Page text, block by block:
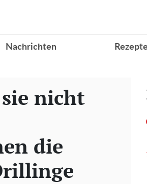
Nachrichten Rezepte
nicht
die